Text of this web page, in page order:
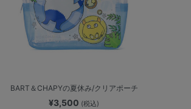
BART＆CHAPYの夏休み/クリアポーチ
¥3,500 (税込)